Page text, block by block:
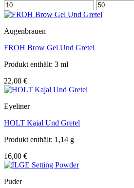
Min.
Preis
Max.
Preis
Augenbrauen
FROH Brow Gel Und Gretel
Produkt enthält: 3 ml
22,00 €
Eyeliner
HOLT Kajal Und Gretel
Produkt enthält: 1,14 g
16,00 €
Puder